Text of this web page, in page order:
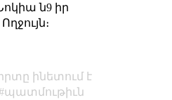
ն9 իր
ինետում է
պատմութիւն